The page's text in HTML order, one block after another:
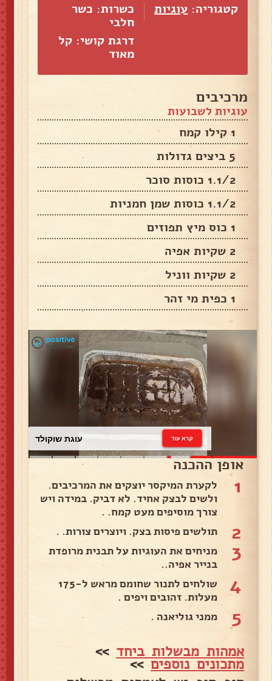
קטגוריה: עוגיות
כשרות: כשר
חלבי
דרגת קושי: קל
מאוד
מרכיבים
עוגיות לשבועות
1 קילו קמח
5 ביצים גדולות
1.1/2 כוסות סוכר
1.1/2 כוסות שמן חמניות
1 כוס מיץ תפוזים
2 שקיות אפיה
2 שקיות ווניל
1 כפית מי זהר
עוגת שוקולד קרא עוד
אופן ההכנה
1
לקערת המיקסר יוצקים את המרכיבים.
ולשים לבצק אחיד. לא דביק. במידה ויש
צורך מוסיפים מעט קמח. .
2 תולשים פיסות בצק. ויוצרים צורות. .
3
מניחים את העוגיות על תבנית מרופדת
בנייר אפיה..
4
שולחים לתנור שחומם מראש ל-175
מעלות. זהובים ויפים .
5 ממני גוליאנה .
אמהות מבשלות ביחד >>
מתכונים נוספים>>